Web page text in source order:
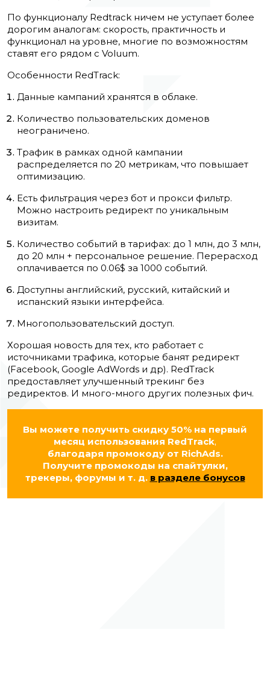
По функционалу Redtrack ничем не уступает более
дорогим аналогам: скорость, практичность и
функционал на уровне, многие по возможностям
ставят его рядом с Voluum.
Особенности RedTrack:
Данные кампаний хранятся в облаке.
Количество пользовательских доменов
неограничено.
Трафик в рамках одной кампании
распределяется по 20 метрикам, что повышает
оптимизацию.
Есть фильтрация через бот и прокси фильтр.
Можно настроить редирект по уникальным
визитам.
Количество событий в тарифах: до 1 млн, до 3 млн,
до 20 млн + персональное решение. Перерасход
оплачивается по 0.06$ за 1000 событий.
Доступны английский, русский, китайский и
испанский языки интерфейса.
Многопользовательский доступ.
Хорошая новость для тех, кто работает с
источниками трафика, которые банят редирект
(Facebook, Google AdWords и др). RedTrack
предоставляет улучшенный трекинг без
редиректов. И много-много других полезных фич.
Вы можете получить скидку 50% на первый
месяц использования RedTrack,
благодаря промокоду от RichAds.
Получите промокоды на спайтулки,
трекеры, форумы и т. д. в разделе бонусов